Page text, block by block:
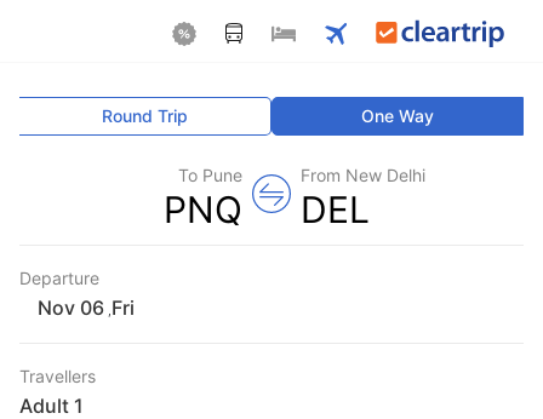
One Way
Round Trip
From New Delhi
DEL
To Pune
PNQ
Departure
Fri
Travellers
1 Adult